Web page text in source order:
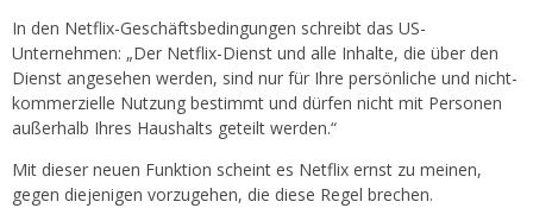
In den Netflix-Geschäftsbedingungen schreibt das US-
Unternehmen: „Der Netflix-Dienst und alle Inhalte, die über den
Dienst angesehen werden, sind nur für Ihre persönliche und nicht-
kommerzielle Nutzung bestimmt und dürfen nicht mit Personen
außerhalb Ihres Haushalts geteilt werden.“
Mit dieser neuen Funktion scheint es Netflix ernst zu meinen,
gegen diejenigen vorzugehen, die diese Regel brechen.